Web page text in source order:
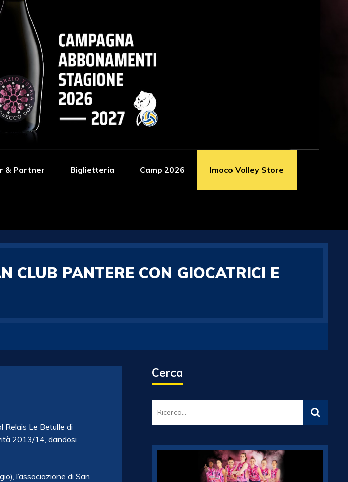
& Partner Biglietteria Camp 2026 Imoco Volley Store
CLUB PANTERE CON GIOCATRICI E
Relais Le Betulle di
2013/14, dandosi
l’associazione di San
Cerca